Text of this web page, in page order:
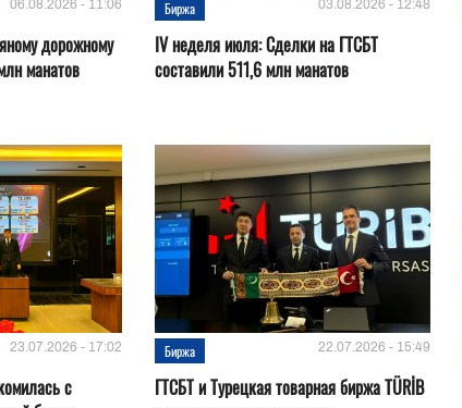
06.08.2026 - 11:06
дорожному
манатов
Биржа 03.08.2026 - 12:48
IV неделя июля: Сделки на ГТСБТ
составили 511,6 млн манатов
23.07.2026 - 17:02
с
Биржа 22.07.2026 - 15:49
ГТСБТ и Турецкая товарная биржа TÜRİB